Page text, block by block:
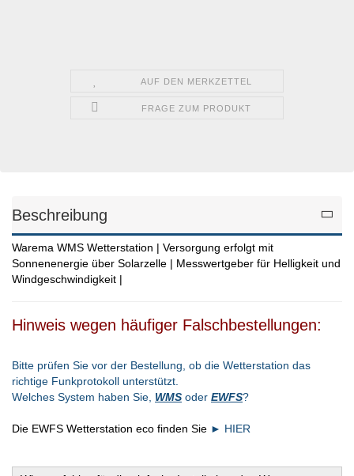
AUF DEN MERKZETTEL
FRAGE ZUM PRODUKT
Beschreibung
Warema WMS Wetterstation | Versorgung erfolgt mit
Sonnenenergie über Solarzelle | Messwertgeber für Helligkeit und
Windgeschwindigkeit |
Hinweis wegen häufiger Falschbestellungen:
Bitte prüfen Sie vor der Bestellung, ob die Wetterstation das
richtige Funkprotokoll unterstützt.
Welches System haben Sie, WMS oder EWFS?
Die EWFS Wetterstation eco finden Sie ► HIER